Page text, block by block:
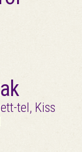
tel, Kiss